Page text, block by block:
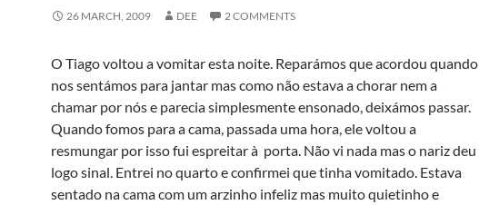
26 MARCH, 2009 DEE 2 COMMENTS
O Tiago voltou a vomitar esta noite. Reparámos que acordou quando
nos sentámos para jantar mas como não estava a chorar nem a
chamar por nós e parecia simplesmente ensonado, deixámos passar.
Quando fomos para a cama, passada uma hora, ele voltou a
resmungar por isso fui espreitar à porta. Não vi nada mas o nariz deu
logo sinal. Entrei no quarto e confirmei que tinha vomitado. Estava
sentado na cama com um arzinho infeliz mas muito quietinho e